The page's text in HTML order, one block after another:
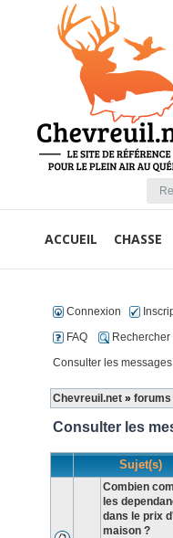
ACCUEIL CHASSE
Connexion
FAQ
Rechercher
Consulter les
Chevreuil.net » forums
Consulter les
Sujet(s)
Combien
les
dans le prix
maison ?